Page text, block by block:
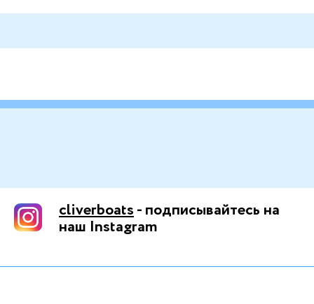
cliverboats- подписывайтесь на
наш Instagram